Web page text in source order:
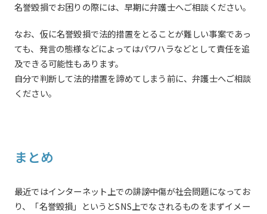
名誉毀損でお困りの際には、早期に弁護士へご相談ください。
なお、仮に名誉毀損で法的措置をとることが難しい事案であっ
ても、発言の態様などによってはパワハラなどとして責任を追
及できる可能性もあります。
自分で判断して法的措置を諦めてしまう前に、弁護士へご相談
ください。
まとめ
最近ではインターネット上での誹謗中傷が社会問題になってお
り、「名誉毀損」というとSNS上でなされるものをまずイメー